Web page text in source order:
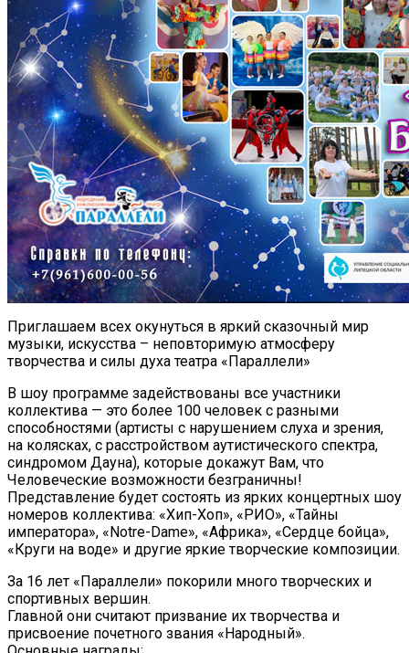
Приглашаем всех окунуться в яркий сказочный мир
музыки, искусства – неповторимую атмосферу
творчества и силы духа театра «Параллели»
В шоу программе задействованы все участники
коллектива — это более 100 человек с разными
способностями (артисты с нарушением слуха и зрения,
на колясках, с расстройством аутистического спектра,
синдромом Дауна), которые докажут Вам, что
Человеческие возможности безграничны!
Представление будет состоять из ярких концертных шоу
номеров коллектива: «Хип-Хоп», «РИО», «Тайны
императора», «Notre-Dame», «Африка», «Сердце бойца»,
«Круги на воде» и другие яркие творческие композиции.
За 16 лет «Параллели» покорили много творческих и
спортивных вершин.
Главной они считают призвание их творчества и
присвоение почетного звания «Народный».